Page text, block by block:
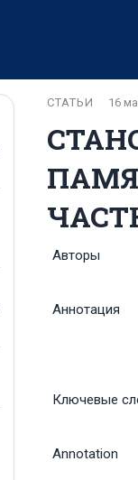
СТАТЬИ 16
Авторы
Аннотация
Ключевые
Annotation